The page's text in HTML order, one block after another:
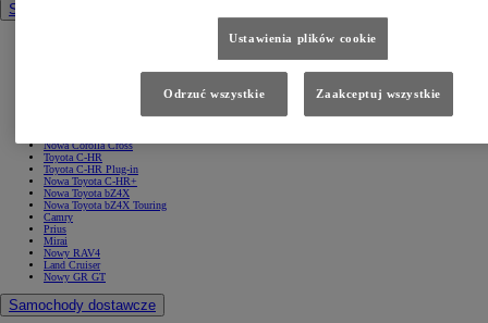
Samochody osobowe
Nowa Corolla Cross
Toyota C-HR
Toyota C-HR Plug-in
Nowa Toyota C-HR+
Nowa Toyota bZ4X
Nowa Toyota bZ4X Touring
Camry
Prius
Mirai
Nowy RAV4
Land Cruiser
Nowy GR GT
Samochody dostawcze
Ustawienia plików cookie
Odrzuć wszystkie Zaakceptuj wszystkie